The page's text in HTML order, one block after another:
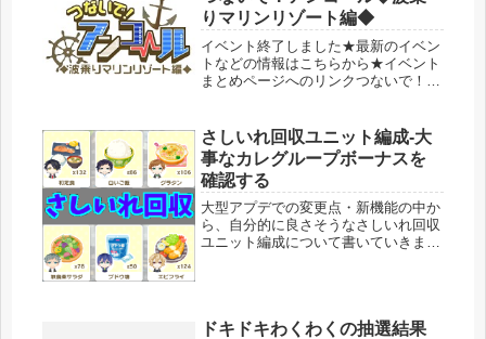
ん。最初だけ優しい知る限りどのゲー
ム...
りマリンリゾート編◆
イベント終了しました★最新のイベン
トなどの情報はこちらから★イベント
まとめページへのリンクつないで！ア
ベ１０つないで！アンコールです。チ
アptについて変更があるようです。
遊...
さしいれ回収ユニット編成-大
事なカレグループボーナスを
確認する
大型アプデでの変更点・新機能の中か
ら、自分的に良さそうなさしいれ回収
ユニット編成について書いていきま
す。...
ドキドキわくわくの抽選結果